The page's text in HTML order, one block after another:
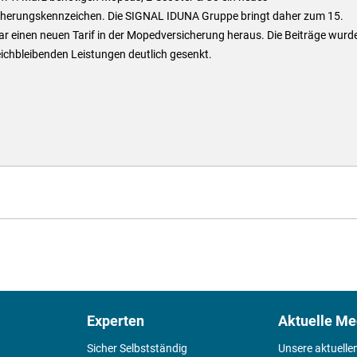
Die SIGNAL IDUNA Gruppe bringt daher zum 15.
einen neuen Tarif in der Mopedversicherung heraus. Die Beiträge
Leistungen deutlich gesenkt.
Experten
Sicher Selbstständig
Aktuelle
Unsere